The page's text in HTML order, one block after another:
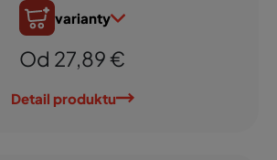
varianty
Od 27,89 €
Detail produktu